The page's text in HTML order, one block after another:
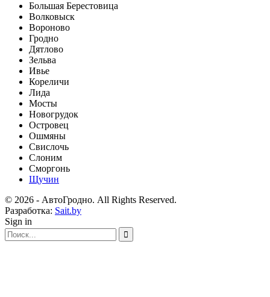
Большая Берестовица
Волковыск
Вороново
Гродно
Дятлово
Зельва
Ивье
Кореличи
Лида
Мосты
Новогрудок
Островец
Ошмяны
Свислочь
Слоним
Сморгонь
Щучин
© 2026 - АвтоГродно. All Rights Reserved.
Разработка: Sait.by
Sign in